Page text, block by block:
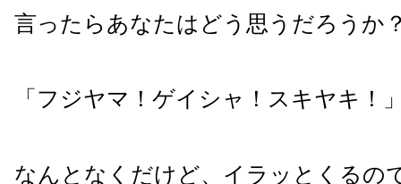
言ったらあなたはどう思うだろうか
「フジヤマ！ゲイシャ！スキヤキ！
なんとなくだけど、イラッとくるの